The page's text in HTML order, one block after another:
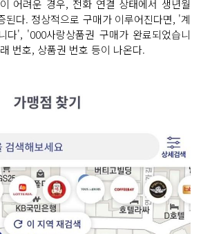
어려운 경우, 전화 연결 상태에서 생년월
된다. 정상적으로 구매가 이루어진다면, '계
다', '000사랑상품권 구매가 완료되었습니
번호, 상품권 번호 등이 나온다.